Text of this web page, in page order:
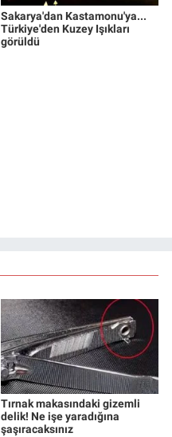
Sakarya'dan Kastamonu'ya...
Türkiye'den Kuzey Işıkları
görüldü
Tırnak makasındaki gizemli
delik! Ne işe yaradığına
şaşıracaksınız